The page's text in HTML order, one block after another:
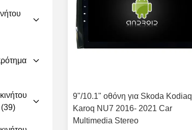
(39)
9"/10.1" οθόνη για Skoda Kodiaq
Karoq NU7 2016- 2021 Car
Multimedia Stereo